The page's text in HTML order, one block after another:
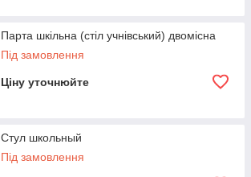
Парта шкільна (стіл учнівський) двомісна
Під замовлення
Ціну уточнюйте
Стул школьный
Під замовлення